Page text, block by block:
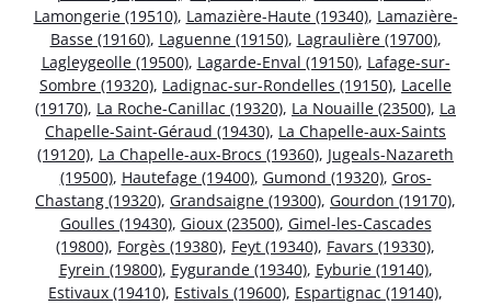
Lamongerie (19510), Lamazière-Haute (19340), Lamazière-
Basse (19160), Laguenne (19150), Lagraulière (19700),
Lagleygeolle (19500), Lagarde-Enval (19150), Lafage-sur-
Sombre (19320), Ladignac-sur-Rondelles (19150), Lacelle
(19170), La Roche-Canillac (19320), La Nouaille (23500), La
Chapelle-Saint-Géraud (19430), La Chapelle-aux-Saints
(19120), La Chapelle-aux-Brocs (19360), Jugeals-Nazareth
(19500), Hautefage (19400), Gumond (19320), Gros-
Chastang (19320), Grandsaigne (19300), Gourdon (19170),
Goulles (19430), Gioux (23500), Gimel-les-Cascades
(19800), Forgès (19380), Feyt (19340), Favars (19330),
Eyrein (19800), Eygurande (19340), Eyburie (19140),
Estivaux (19410), Estivals (19600), Espartignac (19140),